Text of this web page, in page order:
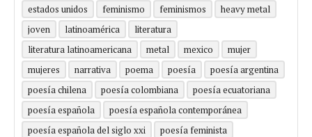
estados unidos
feminismo feminismos
heavy metal
joven
latinoamérica
literatura
literatura latinoamericana
metal mexico
mujer
mujeres
narrativa poema poesía
poesía argentina
poesía chilena
poesía colombiana
poesía ecuatoriana
poesía española
poesía española contemporánea
poesía española del siglo xxi
poesía feminista